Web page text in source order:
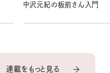
中沢元紀の板前さん入門
連載をもっと見る